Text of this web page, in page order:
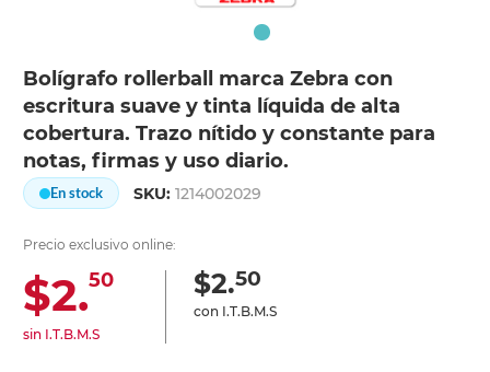
Bolígrafo rollerball marca Zebra con
escritura suave y tinta líquida de alta
cobertura. Trazo nítido y constante para
notas, firmas y uso diario.
En stock SKU:1214002029
Precio exclusivo online:
$2.50
sin I.T.B.M.S
$2.50
con I.T.B.M.S